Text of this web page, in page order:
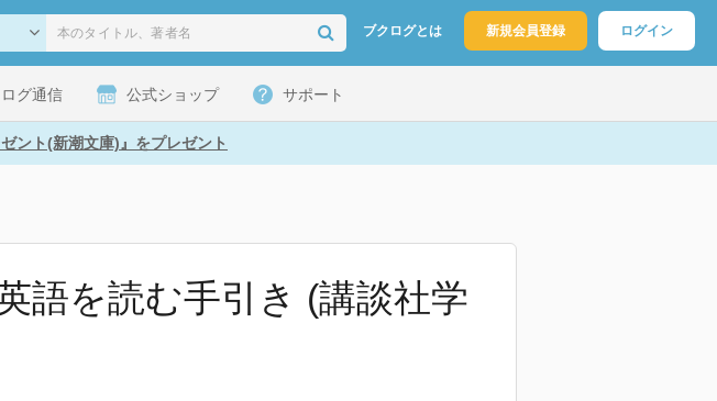
ブクログとは 新規会員登録 ログイン
グ通信 公式ショップ サポート
ント(新潮文庫)』をプレゼント
語を読む手引き (講談社学